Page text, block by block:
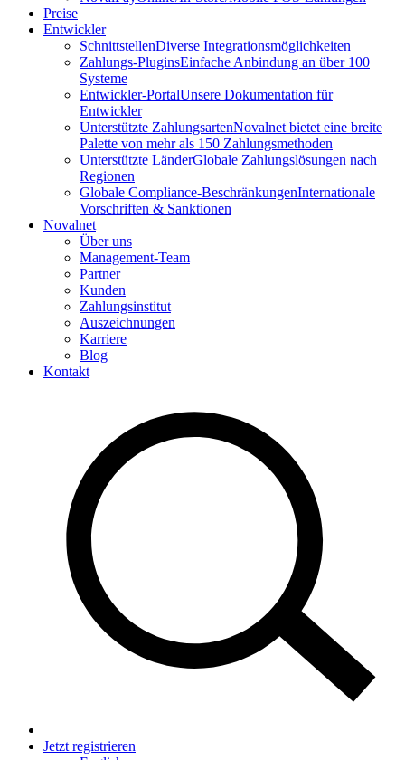
Preise
Entwickler
SchnittstellenDiverse Integrationsmöglichkeiten
Zahlungs-PluginsEinfache Anbindung an über 100
Systeme
Entwickler-PortalUnsere Dokumentation für
Entwickler
Unterstützte ZahlungsartenNovalnet bietet eine breite
Palette von mehr als 150 Zahlungsmethoden
Unterstützte LänderGlobale Zahlungslösungen nach
Regionen
Globale Compliance-BeschränkungenInternationale
Vorschriften & Sanktionen
Novalnet
Über uns
Management-Team
Partner
Kunden
Zahlungsinstitut
Auszeichnungen
Karriere
Blog
Kontakt
Jetzt registrieren